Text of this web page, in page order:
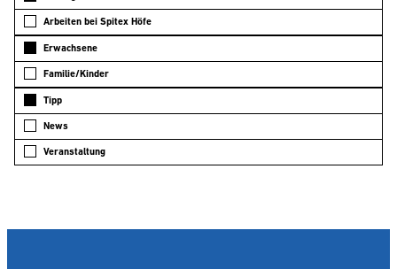
Arbeiten bei Spitex Höfe
Erwachsene
Familie/Kinder
Tipp
News
Veranstaltung